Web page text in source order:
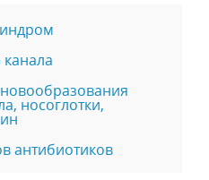
носоглотки,
антибиотиков